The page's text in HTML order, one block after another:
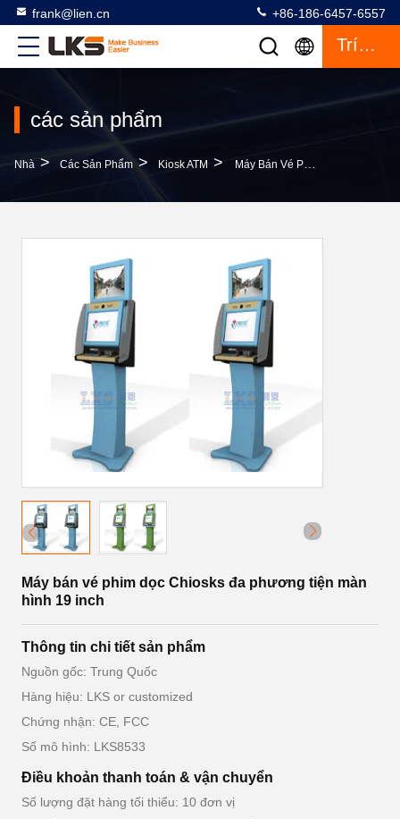
frank@lien.cn +86-186-6457-6557
Trích Dẫn
các sản phẩm
Nhà > Các Sản Phẩm > Kiosk ATM > Máy Bán Vé Phim Dọc Chiosks Đa Phương Tiện Màn Hình 19 Inch
Máy bán vé phim dọc Chiosks đa phương tiện màn
hình 19 inch
Thông tin chi tiết sản phẩm
Nguồn gốc: Trung Quốc
Hàng hiệu: LKS or customized
Chứng nhận: CE, FCC
Số mô hình: LKS8533
Điều khoản thanh toán & vận chuyển
Số lượng đặt hàng tối thiểu: 10 đơn vị